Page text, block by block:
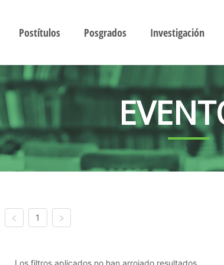
Postítulos Posgrados Investigación
1
Los filtros aplicados no han arrojado resultados